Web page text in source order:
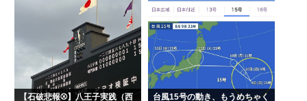
【石破悲報⚾】八王子実践（西
台風15号の動き、もうめちゃく